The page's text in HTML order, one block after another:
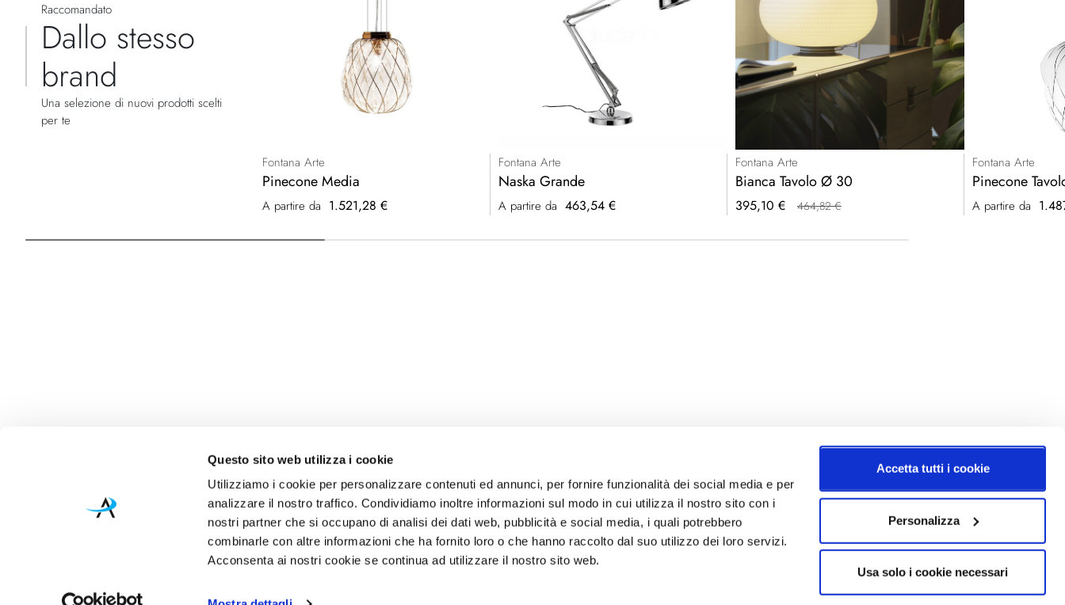
Questo sito web utilizza i cookie
Utilizziamo i cookie per personalizzare contenuti ed annunci, per fornire funzionalità dei social media e per
analizzare il nostro traffico. Condividiamo inoltre informazioni sul modo in cui utilizza il nostro sito con i
nostri partner che si occupano di analisi dei dati web, pubblicità e social media, i quali potrebbero
combinarle con altre informazioni che ha fornito loro o che hanno raccolto dal suo utilizzo dei loro servizi.
Acconsenta ai nostri cookie se continua ad utilizzare il nostro sito web.
Accetta tutti i cookie
Personalizza
Usa solo i cookie necessari
Raccomandato
Dallo stesso
brand
Una selezione di nuovi prodotti scelti
per te
Fontana Arte
Pinecone Media
A partire da 1.521,28 €
Fontana Arte
Naska Grande
A partire da 463,54 €
Fontana Arte
Bianca Tavolo Ø 30
Prezzo
395,10 € 464,82 €
Fontana Arte
Pinecone
A partire da